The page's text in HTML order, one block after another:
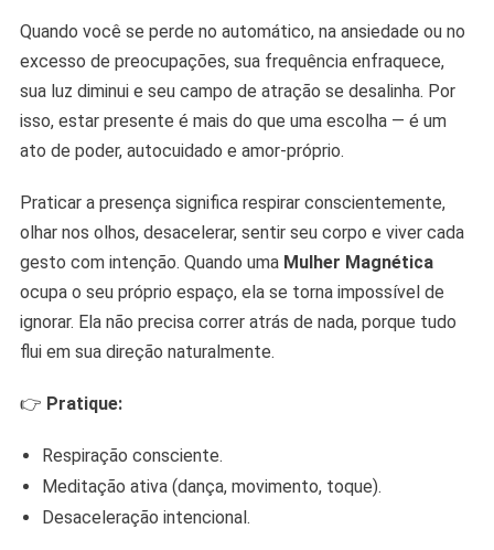
Quando você se perde no automático, na ansiedade ou no
excesso de preocupações, sua frequência enfraquece,
sua luz diminui e seu campo de atração se desalinha. Por
isso, estar presente é mais do que uma escolha — é um
ato de poder, autocuidado e amor-próprio.
Praticar a presença significa respirar conscientemente,
olhar nos olhos, desacelerar, sentir seu corpo e viver cada
gesto com intenção. Quando uma Mulher Magnética
ocupa o seu próprio espaço, ela se torna impossível de
ignorar. Ela não precisa correr atrás de nada, porque tudo
flui em sua direção naturalmente.
👉 Pratique:
Respiração consciente.
Meditação ativa (dança, movimento, toque).
Desaceleração intencional.